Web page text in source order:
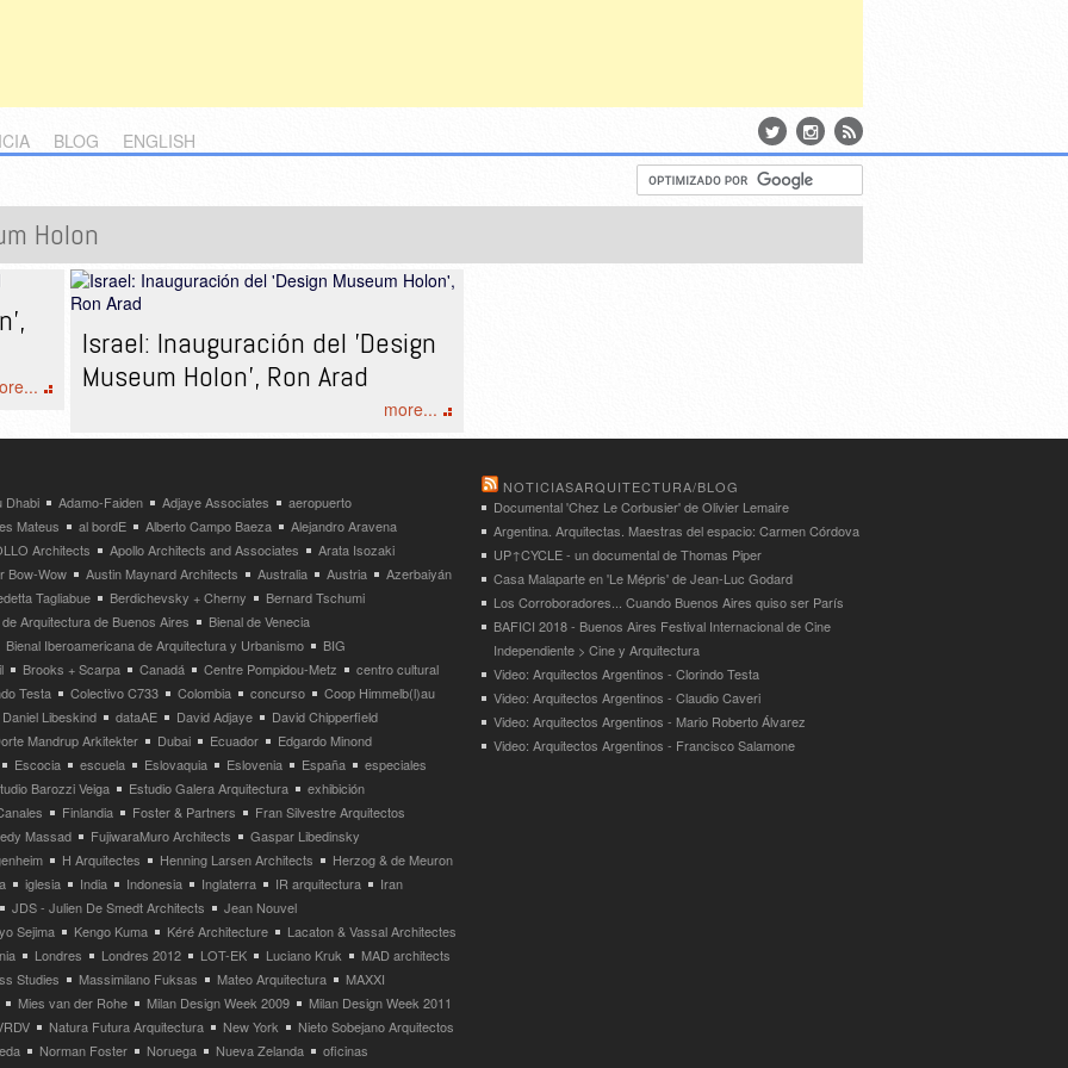
BLOG ENGLISH
Holon
Israel: Inauguración del 'Design
Museum Holon', Ron Arad
more...
Dhabi Adamo-Faiden Adjaye Associates
aeropuerto
Mateus al bordE Alberto Campo Baeza
Alejandro Aravena
Architects Apollo Architects and Associates
Arata Isozaki
Bow-Wow Austin Maynard Architects Australia Austria
Azerbaiyán
Tagliabue Berdichevsky + Cherny
Bernard Tschumi
de Arquitectura de Buenos Aires
Bienal de Venecia
Bienal Iberoamericana de Arquitectura y Urbanismo
BIG
Brooks + Scarpa Canadá Centre Pompidou-Metz
centro cultural
Testa Colectivo C733 Colombia concurso
Coop Himmelb(l)au
Daniel Libeskind dataAE David Adjaye
David Chipperfield
Mandrup Arkitekter Dubai Ecuador
Edgardo Minond
Escocia escuela Eslovaquia Eslovenia España
especiales
Barozzi Veiga Estudio Galera Arquitectura
exhibición
Finlandia Foster & Partners
Fran Silvestre Arquitectos
Massad FujiwaraMuro Architects
Gaspar Libedinsky
H Arquitectes Henning Larsen Architects
Herzog & de Meuron
iglesia India Indonesia Inglaterra IR arquitectura
Iran
JDS - Julien De Smedt Architects
Jean Nouvel
Sejima Kengo Kuma Kéré Architecture
Lacaton & Vassal Architectes
Londres Londres 2012 LOT-EK Luciano Kruk
MAD architects
Studies Massimilano Fuksas Mateo Arquitectura
MAXXI
Mies van der Rohe Milan Design Week 2009
Milan Design Week 2011
Natura Futura Arquitectura New York
Nieto Sobejano Arquitectos
Norman Foster Noruega Nueva Zelanda
oficinas
NOTICIASARQUITECTURA/BLOG
Documental 'Chez Le Corbusier' de Olivier Lemaire
Argentina. Arquitectas. Maestras del espacio: Carmen Córdova
UP↑CYCLE - un documental de Thomas Piper
Casa Malaparte en 'Le Mépris' de Jean-Luc Godard
Los Corroboradores... Cuando Buenos Aires quiso ser París
BAFICI 2018 - Buenos Aires Festival Internacional de Cine
Independiente > Cine y Arquitectura
Video: Arquitectos Argentinos - Clorindo Testa
Video: Arquitectos Argentinos - Claudio Caveri
Video: Arquitectos Argentinos - Mario Roberto Álvarez
Video: Arquitectos Argentinos - Francisco Salamone